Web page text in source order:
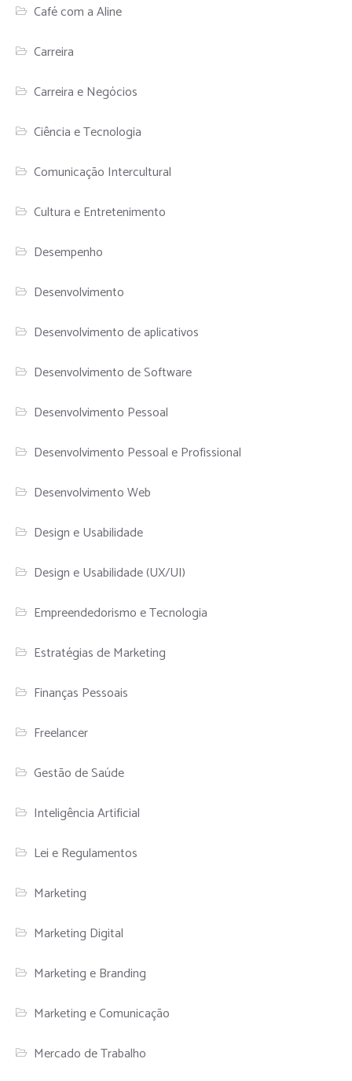
Café com a Aline
Carreira
Carreira e Negócios
Ciência e Tecnologia
Comunicação Intercultural
Cultura e Entretenimento
Desempenho
Desenvolvimento
Desenvolvimento de aplicativos
Desenvolvimento de Software
Desenvolvimento Pessoal
Desenvolvimento Pessoal e Profissional
Desenvolvimento Web
Design e Usabilidade
Design e Usabilidade (UX/UI)
Empreendedorismo e Tecnologia
Estratégias de Marketing
Finanças Pessoais
Freelancer
Gestão de Saúde
Inteligência Artificial
Lei e Regulamentos
Marketing
Marketing Digital
Marketing e Branding
Marketing e Comunicação
Mercado de Trabalho